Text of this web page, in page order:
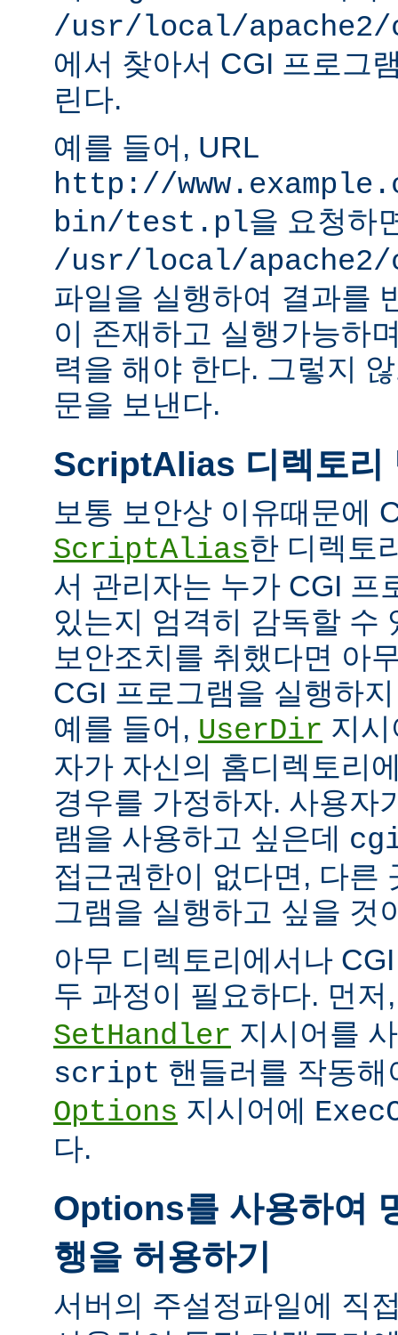
/usr/local/
에서 찾아서 CGI 프로그
린다.
예를 들어, URL
http://
bin/test.pl을 요청하
/usr/local/
파일을 실행하여 결과를
이 존재하고 실행가능하
력을 해야 한다. 그렇지
문을 보낸다.
ScriptAlias 디렉토리
보통 보안상 이유때문에
ScriptAlias한 디렉토
서 관리자는 누가 CGI 프
있는지 엄격히 감독할 수
보안조치를 취했다면 아
CGI 프로그램을 실행하
예를 들어, UserDir 지
자가 자신의 홈디렉토리
경우를 가정하자. 사용자
램을 사용하고 싶은데
접근권한이 없다면, 다른
그램을 실행하고 싶을 것
아무 디렉토리에서나
두 과정이 필요하다. 먼
SetHandler 지시어를
script 핸들러를 작동
Options 지시어에
다.
Options를 사용하여
행을 허용하기
서버의 주설정파일에 직